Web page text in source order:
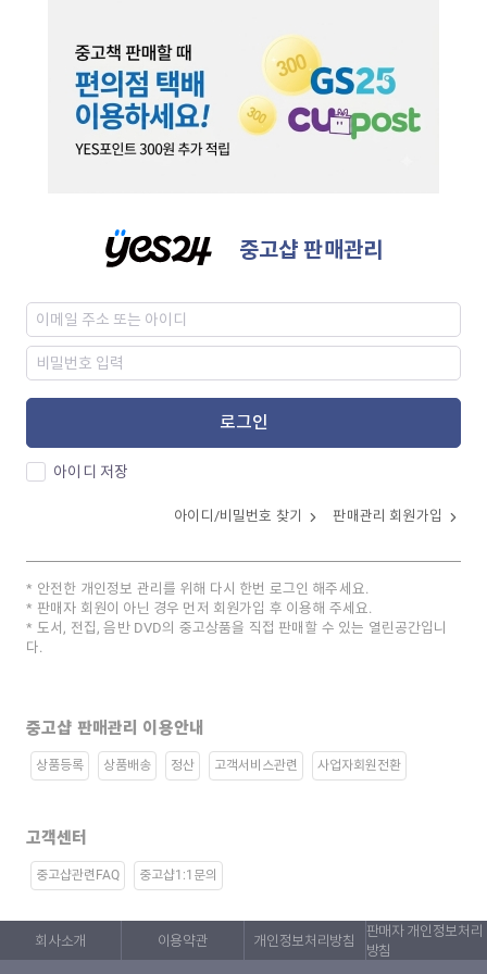
중고샵 판매관리
로그인
아이디 저장
아이디/비밀번호 찾기 판매관리 회원가입
안전한 개인정보 관리를 위해 다시 한번 로그인 해주세요.
판매자 회원이 아닌 경우 먼저 회원가입 후 이용해 주세요.
도서, 전집, 음반 DVD의 중고상품을 직접 판매할 수 있는 열린공간입니
다.
중고샵 판매관리 이용안내
상품등록 상품배송 정산 고객서비스관련 사업자회원전환
고객센터
중고샵관련FAQ 중고샵1:1문의
회사소개 이용약관 개인정보처리방침
판매자 개인정보처리
방침